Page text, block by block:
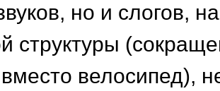
но и слогов,
структуры
велосипед),